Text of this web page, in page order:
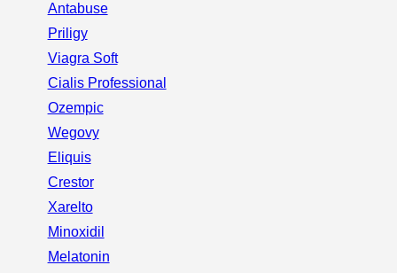
Antabuse
Priligy
Viagra Soft
Cialis Professional
Ozempic
Wegovy
Eliquis
Crestor
Xarelto
Minoxidil
Melatonin